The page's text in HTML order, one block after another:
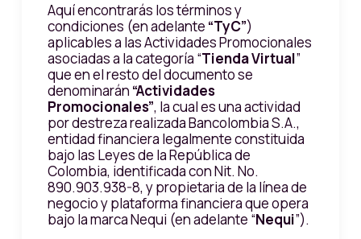
Aquí encontrarás los términos y
condiciones (en adelante “TyC”)
aplicables a las Actividades Promocionales
asociadas a la categoría “Tienda Virtual”
que en el resto del documento se
denominarán “Actividades
Promocionales”, la cual es una actividad
por destreza realizada Bancolombia S.A.,
entidad financiera legalmente constituida
bajo las Leyes de la República de
Colombia, identificada con Nit. No.
890.903.938-8, y propietaria de la línea de
negocio y plataforma financiera que opera
bajo la marca Nequi (en adelante “Nequi”).